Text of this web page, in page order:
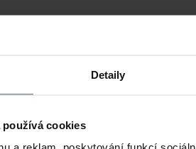
Detaily
používá cookies